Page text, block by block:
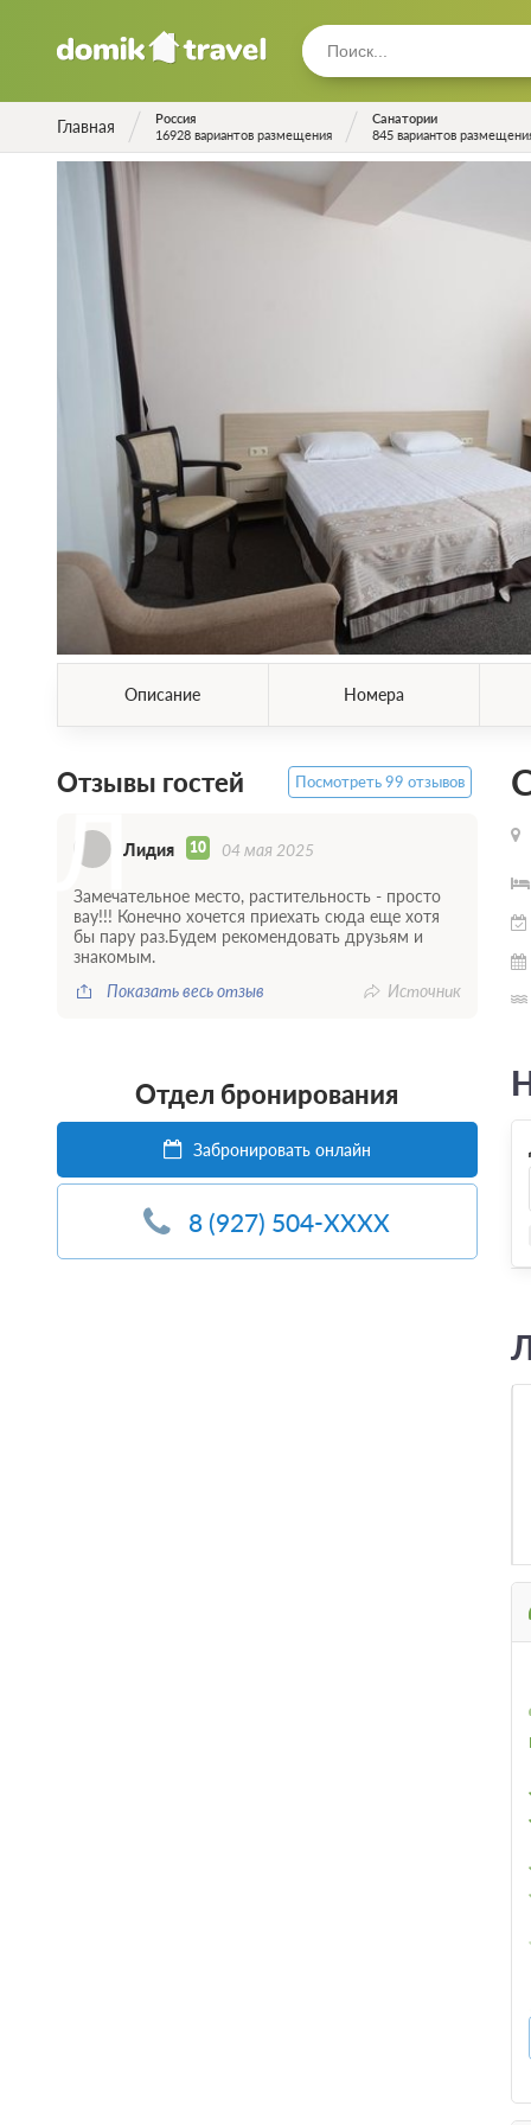
Главная
Россия
16928 вариантов размещения
Санатории
845 вариантов
Описание Номера
Отзывы гостей Посмотреть 99 отзывов
ЛЛидия 10 04 мая 2025
Замечательное место, растительность - просто
вау!!! Конечно хочется приехать сюда еще хотя
бы пару раз.Будем рекомендовать друзьям и
знакомым.
Показать весь отзыв
Источник
Отдел бронирования
Забронировать онлайн
8 (927) 504-XXXX